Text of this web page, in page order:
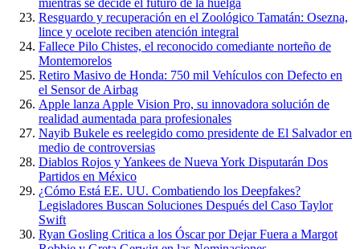
mientras se decide el futuro de la huelga
Resguardo y recuperación en el Zoológico Tamatán: Osezna,
lince y ocelote reciben atención integral
Fallece Pilo Chistes, el reconocido comediante norteño de
Montemorelos
Retiro Masivo de Honda: 750 mil Vehículos con Defecto en
el Sensor de Airbag
Apple lanza Apple Vision Pro, su innovadora solución de
realidad aumentada para profesionales
Nayib Bukele es reelegido como presidente de El Salvador en
medio de controversias
Diablos Rojos y Yankees de Nueva York Disputarán Dos
Partidos en México
¿Cómo Está EE. UU. Combatiendo los Deepfakes?
Legisladores Buscan Soluciones Después del Caso Taylor
Swift
Ryan Gosling Critica a los Óscar por Dejar Fuera a Margot